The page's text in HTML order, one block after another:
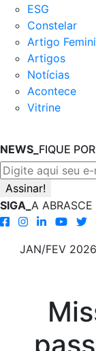
ESG
Constelar
Artigo
Artigos
Notícias
Acontece
Vitrine
NEWS_ FIQUE
SIGA_ A ABRASCE
JAN/FEV